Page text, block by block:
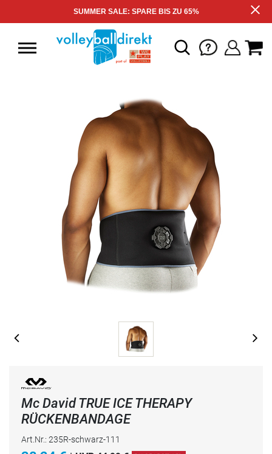
SUMMER SALE: SPARE BIS ZU 65%
Mc David TRUE ICE THERAPY
RÜCKENBANDAGE
Art.Nr.: 235R-schwarz-111